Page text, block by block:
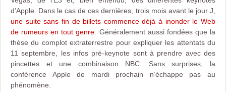
d’Apple. Dans le cas de ces dernières, trois mois avant le jour J,
une suite sans fin de billets commence déjà à inonder le Web
de rumeurs en tout genre . Généralement aussi fondées que la
thèse du complot extraterrestre pour expliquer les attentats du
11 septembre, les infos pré-keynote sont à prendre avec des
pincettes et une combinaison NBC. Sans surprises, la
conférence Apple de mardi prochain n’échappe pas au
phénomène.